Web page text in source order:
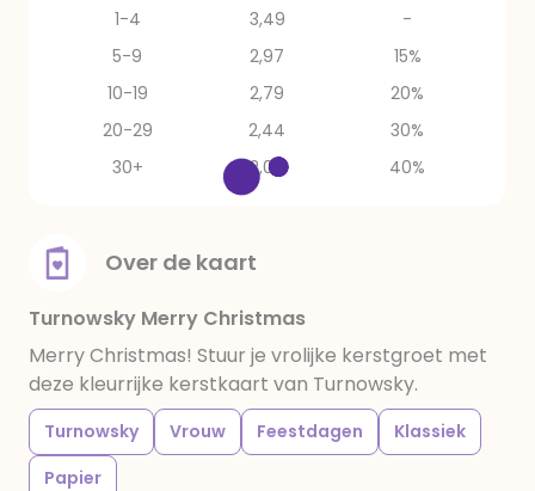
1-4
3,49
-
5-9
2,97
15%
10-19
2,79
20%
20-29
2,44
30%
30+
2,09 40%
Over de kaart
Turnowsky Merry Christmas
Merry Christmas! Stuur je vrolijke kerstgroet met
deze kleurrijke kerstkaart van Turnowsky.
Turnowsky Vrouw Feestdagen
Klassiek
Papier